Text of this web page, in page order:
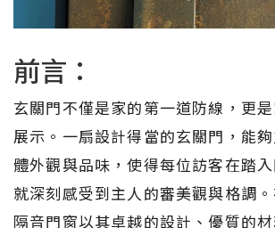
前言：
玄關門不僅是家的第一道防線，更
展示。一扇設計得當的玄關門，能
體外觀與品味，使得每位訪客在踏入
就深刻感受到主人的審美觀與格調
隔音門窗以其卓越的設計、優質的